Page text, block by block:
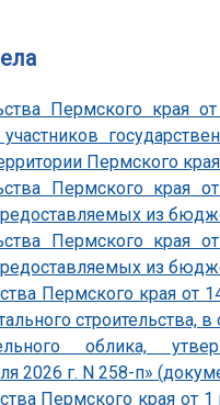
Пермского
Пермского
Пермского
из
Пермского
из
Пермского края от
строительства,
облика,
2026 г. N 258-п»
Пермского края от